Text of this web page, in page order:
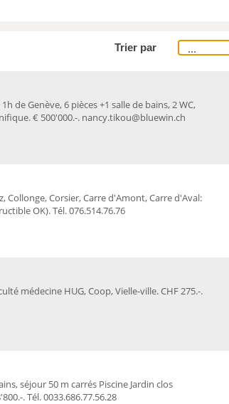
Trier par
de Genève, 6 pièces +1 salle de bains, 2 WC,
€ 500'000.-. nancy.tikou@bluewin.ch
Collonge, Corsier, Carre d'Amont, Carre d'Aval:
OK). Tél. 076.514.76.76
médecine HUG, Coop, Vielle-ville. CHF 275.-.
séjour 50 m carrés Piscine Jardin clos
. Tél. 0033.686.77.56.28